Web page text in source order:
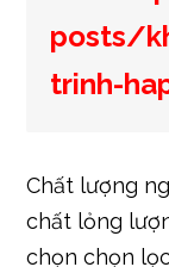
Chất lượng
thức thành
lượng không